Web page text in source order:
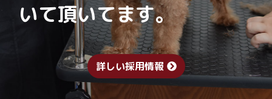
いて頂いてます。
詳しい採用情報